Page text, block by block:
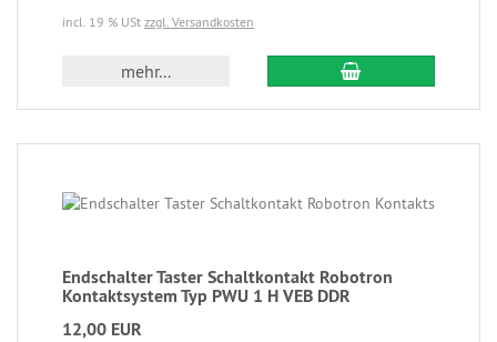
incl. 19 % USt zzgl. Versandkosten
mehr...
Endschalter Taster Schaltkontakt Robotron
Kontaktsystem Typ PWU 1 H VEB DDR
12,00 EUR